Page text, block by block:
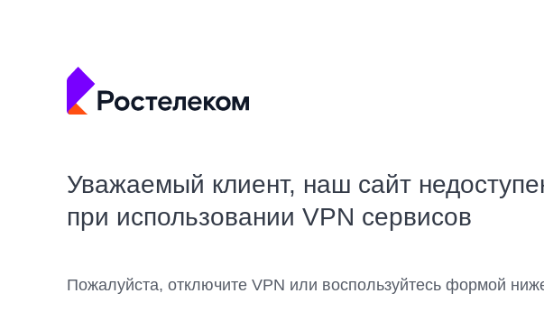
Уважаемый клиент, наш сайт
при использовании VPN сервисов
Пожалуйста, отключите VPN или воспользуйтесь формой